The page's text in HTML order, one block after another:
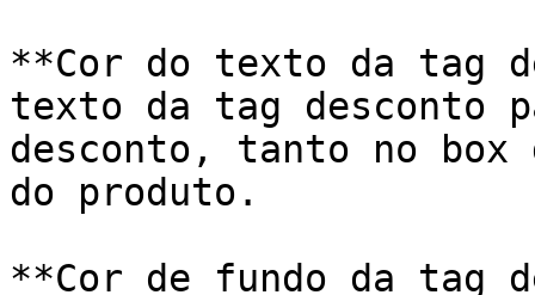
**Cor do texto da tag
texto da tag desconto
desconto, tanto no box
do produto.
**Cor de fundo da